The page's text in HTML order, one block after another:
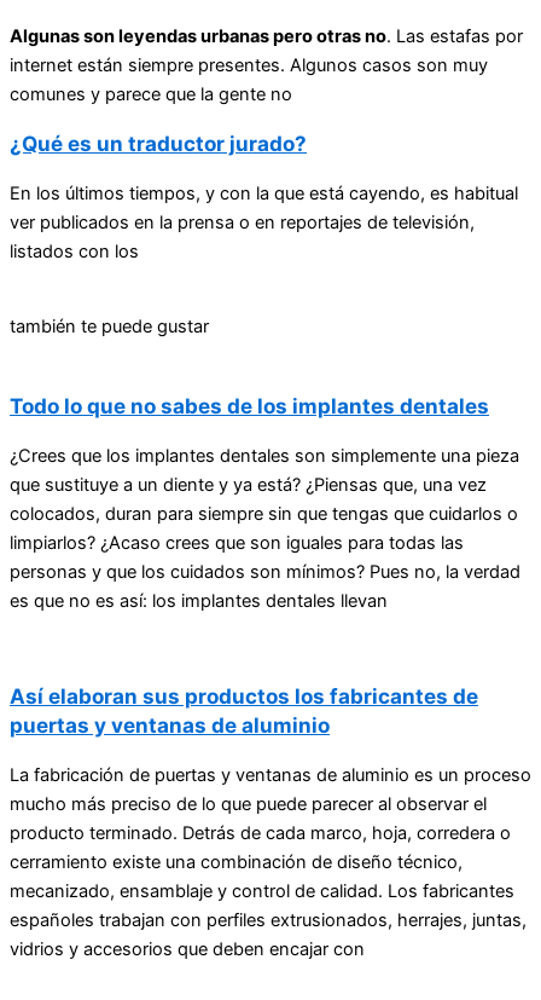
Algunas son leyendas urbanas pero otras no. Las estafas por
internet están siempre presentes. Algunos casos son muy
comunes y parece que la gente no
¿Qué es un traductor jurado?
En los últimos tiempos, y con la que está cayendo, es habitual
ver publicados en la prensa o en reportajes de televisión,
listados con los
también te puede gustar
Todo lo que no sabes de los implantes dentales
¿Crees que los implantes dentales son simplemente una pieza
que sustituye a un diente y ya está? ¿Piensas que, una vez
colocados, duran para siempre sin que tengas que cuidarlos o
limpiarlos? ¿Acaso crees que son iguales para todas las
personas y que los cuidados son mínimos? Pues no, la verdad
es que no es así: los implantes dentales llevan
Así elaboran sus productos los fabricantes de
puertas y ventanas de aluminio
La fabricación de puertas y ventanas de aluminio es un proceso
mucho más preciso de lo que puede parecer al observar el
producto terminado. Detrás de cada marco, hoja, corredera o
cerramiento existe una combinación de diseño técnico,
mecanizado, ensamblaje y control de calidad. Los fabricantes
españoles trabajan con perfiles extrusionados, herrajes, juntas,
vidrios y accesorios que deben encajar con